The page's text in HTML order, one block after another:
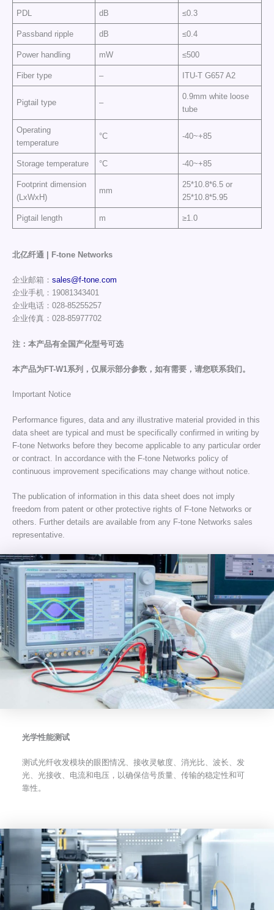
PDL dB ≤0.3
Passband ripple dB ≤0.4
Power handling mW ≤500
Fiber type – ITU-T G657 A2
Pigtail type –
0.9mm white loose
tube
Operating
temperature
°C -40~+85
Storage temperature °C -40~+85
Footprint dimension
(LxWxH)
mm
25*10.8*6.5 or
25*10.8*5.95
Pigtail length m ≥1.0
北亿纤通 | F-tone Networks
企业邮箱： sales@f-tone.com
企业手机：19081343401
企业电话：028-85255257
企业传真：028-85977702
注：本产品有全国产化型号可选
本产品为FT-W1系列，仅展示部分参数，如有需要，请您联系我们。
Important Notice
Performance figures, data and any illustrative material provided in this
data sheet are typical and must be specifically confirmed in writing by
F-tone Networks before they become applicable to any particular order
or contract. In accordance with the F-tone Networks policy of
continuous improvement specifications may change without notice.
The publication of information in this data sheet does not imply
freedom from patent or other protective rights of F-tone Networks or
others. Further details are available from any F-tone Networks sales
representative.
光学性能测试
测试光纤收发模块的眼图情况、接收灵敏度、消光比、波长、发
光、光接收、电流和电压，以确保信号质量、传输的稳定性和可
靠性。